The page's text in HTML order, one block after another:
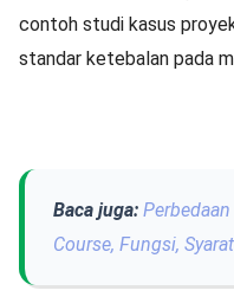
contoh studi kasus
standar ketebalan pada
Baca juga:
Course, Fungsi,